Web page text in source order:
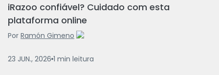
iRazoo confiável? Cuidado com esta
plataforma online
Por Ramón Gimeno
23 JUN., 2026 1 min leitura